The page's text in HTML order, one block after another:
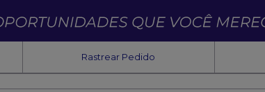
Rastrear Pedido